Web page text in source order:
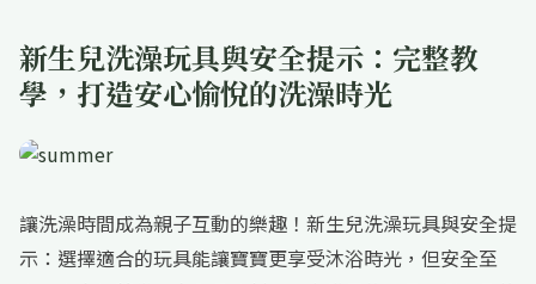
新生兒洗澡玩具與安全提示：完整教
學，打造安心愉悅的洗澡時光
讓洗澡時間成為親子互動的樂趣！新生兒洗澡玩具與安全提
示：選擇適合的玩具能讓寶寶更享受沐浴時光，但安全至